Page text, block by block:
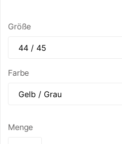
Größe
Farbe
Menge